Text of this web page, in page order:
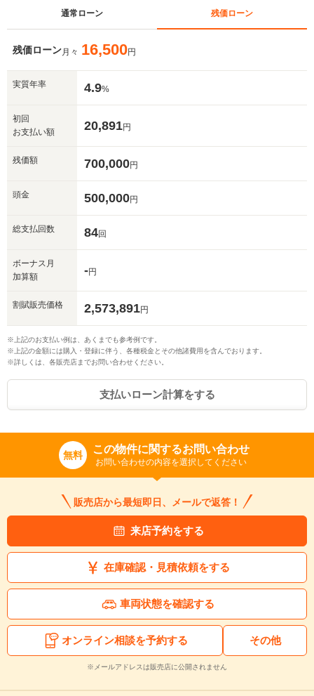
通常ローン 残価ローン
残価ローン月々 16,500円
実質年率 4.9%
初回
お支払い額
20,891円
残価額 700,000円
頭金 500,000円
総支払回数 84回
ボーナス月
加算額
-円
割賦販売価格 2,573,891円
※上記のお支払い例は、あくまでも参考例です。
※上記の金額には購入・登録に伴う、各種税金とその他諸費用を含んでおります。
※詳しくは、各販売店までお問い合わせください。
支払いローン計算をする
無料 この物件に関するお問い合わせ
お問い合わせの内容を選択してください
販売店から最短即日、メールで返答！
来店予約をする
在庫確認・見積依頼をする
車両状態を確認する
オンライン相談を予約する その他
※メールアドレスは販売店に公開されません